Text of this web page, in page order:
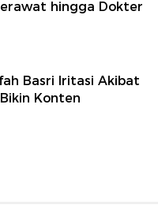
hingga Dokter
Basri Iritasi Akibat
Konten